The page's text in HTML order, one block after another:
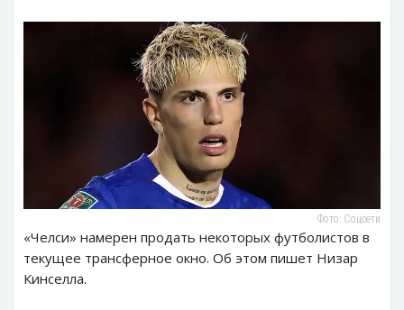
Фото: Соцсети
«Челси» намерен продать некоторых футболистов в
текущее трансферное окно. Об этом пишет Низар
Кинселла.